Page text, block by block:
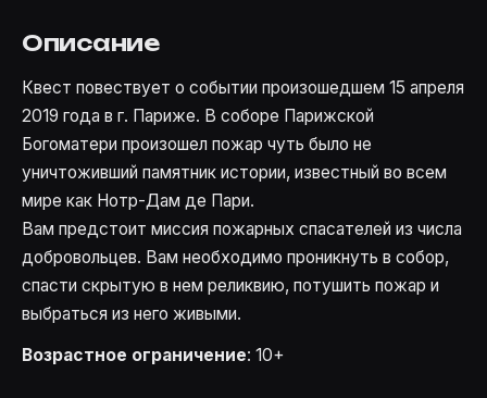
Описание
Квест повествует о событии произошедшем 15 апреля
2019 года в г. Париже. В соборе Парижской
Богоматери произошел пожар чуть было не
уничтоживший памятник истории, известный во всем
мире как Нотр-Дам де Пари.
Вам предстоит миссия пожарных спасателей из числа
добровольцев. Вам необходимо проникнуть в собор,
спасти скрытую в нем реликвию, потушить пожар и
выбраться из него живыми.
Возрастное ограничение: 10+